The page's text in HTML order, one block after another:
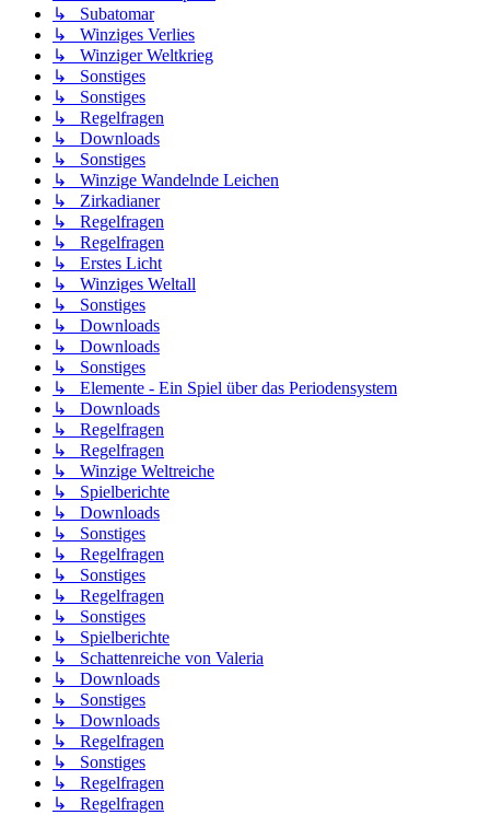
↳ Subatomar
↳ Winziges Verlies
↳ Winziger Weltkrieg
↳ Sonstiges
↳ Sonstiges
↳ Regelfragen
↳ Downloads
↳ Sonstiges
↳ Winzige Wandelnde Leichen
↳ Zirkadianer
↳ Regelfragen
↳ Regelfragen
↳ Erstes Licht
↳ Winziges Weltall
↳ Sonstiges
↳ Downloads
↳ Downloads
↳ Sonstiges
↳ Elemente - Ein Spiel über das Periodensystem
↳ Downloads
↳ Regelfragen
↳ Regelfragen
↳ Winzige Weltreiche
↳ Spielberichte
↳ Downloads
↳ Sonstiges
↳ Regelfragen
↳ Sonstiges
↳ Regelfragen
↳ Sonstiges
↳ Spielberichte
↳ Schattenreiche von Valeria
↳ Downloads
↳ Sonstiges
↳ Downloads
↳ Regelfragen
↳ Sonstiges
↳ Regelfragen
↳ Regelfragen